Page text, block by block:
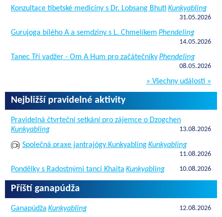
Konzultace tibetské medicíny s Dr. Lobsang Bhuti Kunkyabling
31.05.2026
Gurujoga bílého A a semdziny s L. Chmelíkem Phendeling
14.05.2026
Tanec Tří vadžer - Om A Hum pro začátečníkyPhendeling
08.05.2026
» Všechny události »
Nejbližší pravidelné aktivity
Pravidelná čtvrteční setkání pro zájemce o Dzogchen
Kunkyabling
13.08.2026
Společná praxe jantrajógy KunkyablingKunkyabling
11.08.2026
Pondělky s Radostnými tanci Khaita Kunkyabling 10.08.2026
Příští ganapúdža
Ganapúdža Kunkyabling 12.08.2026